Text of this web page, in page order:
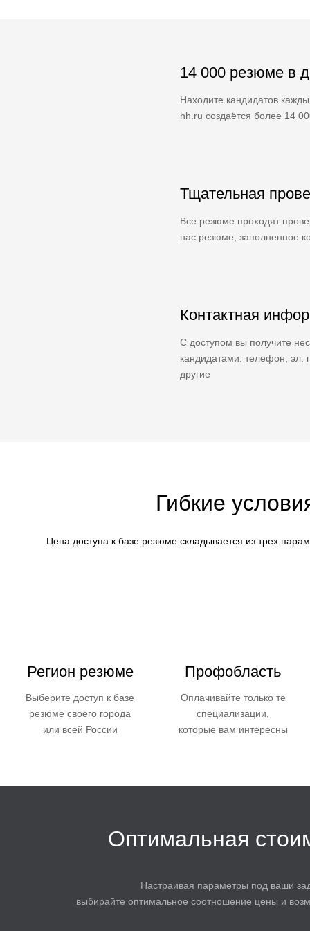
14 000 резюме в
Находите кандидатов
hh.ru создаётся более 14
Тщательная
Все резюме проходят
нас резюме, заполненное
Контактная
С доступом вы получите
кандидатами: телефон, эл.
другие
Гибкие
Цена доступа к базе резюме складывается из трех
Регион резюме
Выберите доступ к базе
резюме своего города
или всей России
Профобласть
Оплачивайте только те
специализации,
которые вам интересны
Оптимальная
Настраивая параметры под ваши
выбирайте оптимальное соотношение цены и